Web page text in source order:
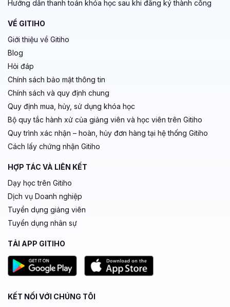
Hướng dẫn thanh toán khóa học sau khi đăng ký thành công
VỀ GITIHO
Giới thiệu về Gitiho
Blog
Hỏi đáp
Chính sách bảo mật thông tin
Chính sách và quy định chung
Quy định mua, hủy, sử dụng khóa học
Bộ quy tắc hành xử của giảng viên và học viên trên Gitiho
Quy trình xác nhận – hoàn, hủy đơn hàng tại hệ thống Gitiho
Cách lấy chứng nhận Gitiho
HỢP TÁC VÀ LIÊN KẾT
Dạy học trên Gitiho
Dịch vụ Doanh nghiệp
Tuyển dụng giảng viên
Tuyển dụng nhân sự
TẢI APP GITIHO
KẾT NỐI VỚI CHÚNG TÔI